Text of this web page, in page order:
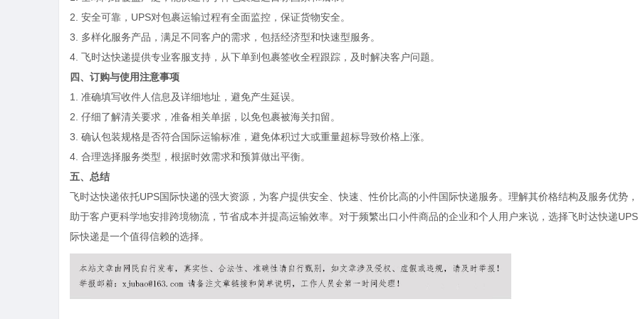
2. 安全可靠，UPS对包裹运输过程有全面监控，保证货物安全。
3. 多样化服务产品，满足不同客户的需求，包括经济型和快速型服务。
4. 飞时达快递提供专业客服支持，从下单到包裹签收全程跟踪，及时解决客户问题。
四、订购与使用注意事项
1. 准确填写收件人信息及详细地址，避免产生延误。
2. 仔细了解清关要求，准备相关单据，以免包裹被海关扣留。
3. 确认包装规格是否符合国际运输标准，避免体积过大或重量超标导致价格上涨。
4. 合理选择服务类型，根据时效需求和预算做出平衡。
五、总结
飞时达快递依托UPS国际快递的强大资源，为客户提供安全、快速、性价比高的小件国际快递服务。理解其价格结构及服务优势
助于客户更科学地安排跨境物流，节省成本并提高运输效率。对于频繁出口小件商品的企业和个人用户来说，选择飞时达快递
际快递是一个值得信赖的选择。